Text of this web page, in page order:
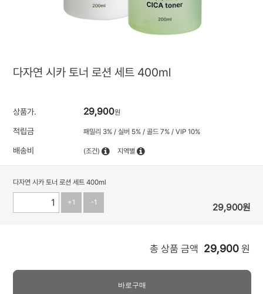
다자연 시카 토너 로션 세트 400ml
상품가. 29,900원
적립금 패밀리 3% / 실버 5% / 골드 7% / VIP 10%
배송비 (조건) 지역별
다자연 시카 토너 로션 세트 400ml
+1 -1 29,900원
총 상품 금액 29,900 원
바로구매